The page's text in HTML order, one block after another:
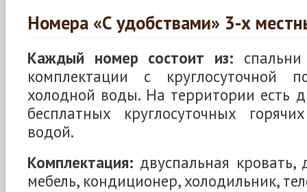
Номера «С удобствами» 3-х
Каждый номер состоит из:
комплектации с круглосуточной
холодной воды. На территории есть
бесплатных круглосуточных
водой.
Комплектация: двуспальная кровать,
мебель, кондиционер, холодильник,